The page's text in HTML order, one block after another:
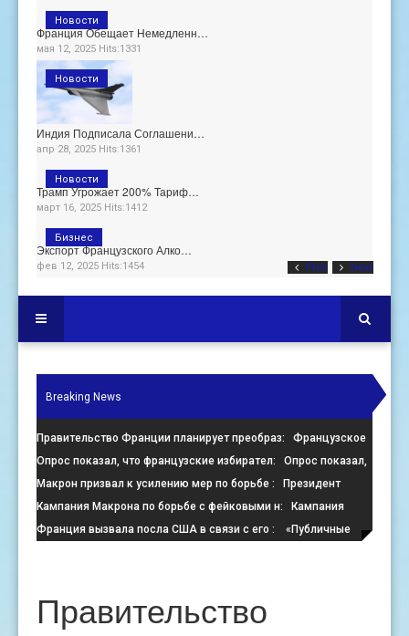
Prev Next
Франция Обещает Немедленн…
мая 12, 2025 Hits:1331
Новости
Индия Подписала Соглашени…
апр 28, 2025 Hits:1361
Новости
Трамп Угрожает 200% Тариф…
март 16, 2025 Hits:1412
Новости
Экспорт Французского Алко…
фев 12, 2025 Hits:1454
Бизнес
Breaking News
Правительство Франции планирует преобраз: Французское
правительство настаивает на преобразовании пустующих оф
Опрос показал, что французские избирател: Опрос показал,
что французские избиратели больше стремятся помешать
Макрон призвал к усилению мер по борьбе : Президент
Франции Эммануэль Макрон призвал к активизации усилий
по
Кампания Макрона по борьбе с фейковыми н: Кампания
президента Франции Эмманюэля Макрона по борьбе с
Франция вызвала посла США в связи с его : «Публичные
Правительство